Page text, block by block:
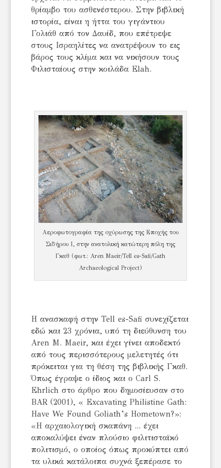
θρίαμβο του ασθενέστερου. Στην βιβλική
ιστορία, είναι η ήττα του γιγάντιου
Γολιάθ από τον Δαυίδ, που επέτρεψε
στους Ισραηλίτες να ανατρέψουν το εις
βάρος τους κλίμα και να νικήσουν τους
Φιλισταίους στην κοιλάδα Elah.
Αεροφωτογραφία της οχύρωσης της Εποχής του
Σιδήρου I, στην ανατολική κατώτερη πόλη της
Γκαθ (φωτ.: Aren Maeir/Tell es-Safi/Gath
Archaeological Project)
Η ανασκαφή στην Tell es-Safi συνεχίζεται
εδώ και 23 χρόνια, υπό τη διεύθυνση του
Aren M. Maeir, και έχει γίνει αποδεκτό
από τους περισσότερους μελετητές ότι
πρόκειται για τη θέση της βιβλικής Γκαθ.
Όπως έγραψε ο ίδιος και ο Carl S.
Ehrlich στο άρθρο που δημοσίευσαν στο
BAR (2001), « Excavating Philistine Gath:
Have We Found Goliath’s Hometown?»:
«Η αρχαιολογική σκαπάνη ... έχει
αποκαλύψει έναν πλούσιο φιλιτισταϊκό
πολιτισμό, ο οποίος όπως προκύπτει από
τα υλικά κατάλοιπα συχνά ξεπέρασε το